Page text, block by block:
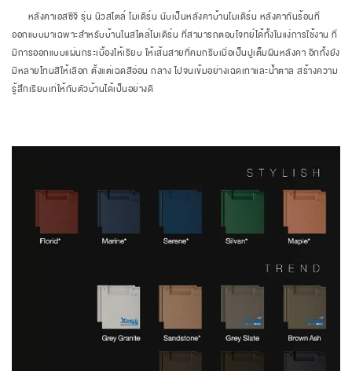
หลังคาเอสซีจี รุ่น นิวสไตล์ โมเดิร์น นับเป็นหลังคาบ้านโมเดิร์น หลังคากันร้อนที่
ออกแบบมาเฉพาะสำหรับบ้านในสไตล์โมเดิร์น ที่สามารถตอบโจทย์ได้ทั้งในแง่การใช้งาน ที่
มีการออกแบบแผ่นกระเบื้องให้เรียบ ให้เส้นสายที่คมกริบเมื่อเป็นปูเต็มผืนหลังคา อีกทั้งยัง
มีหลายโทนสีให้เลือก ตั้งแต่เฉดสีอ่อน กลาง ไปจนเข้มอย่างเฉดเทาและน้ำตาล สร้างความ
รู้สึกเรียบเท่ให้กับตัวบ้านได้เป็นอย่างดี